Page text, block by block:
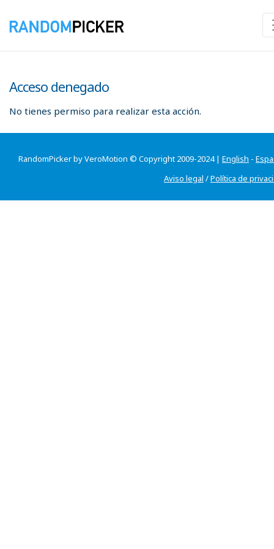
Acceso denegado
No tienes permiso para realizar esta acción.
RandomPicker by VeroMotion © Copyright 2009-2024 | English -
Aviso legal /Política de